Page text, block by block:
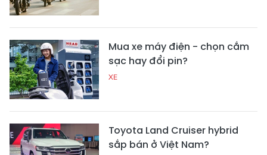
Mua xe máy điện - chọn cắm
sạc hay đổi pin?
XE
Toyota Land Cruiser hybrid
sắp bán ở Việt Nam?